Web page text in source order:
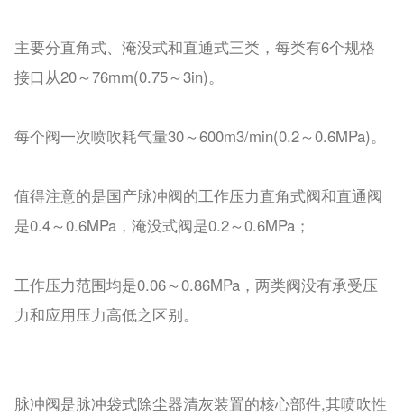
主要分直角式、淹没式和直通式三类，每类有6个规格
接口从20～76mm(0.75～3in)。
每个阀一次喷吹耗气量30～600m3/min(0.2～0.6MPa)。
值得注意的是国产脉冲阀的工作压力直角式阀和直通阀
是0.4～0.6MPa，淹没式阀是0.2～0.6MPa；
工作压力范围均是0.06～0.86MPa，两类阀没有承受压
力和应用压力高低之区别。
脉冲阀是脉冲袋式除尘器清灰装置的核心部件,其喷吹性